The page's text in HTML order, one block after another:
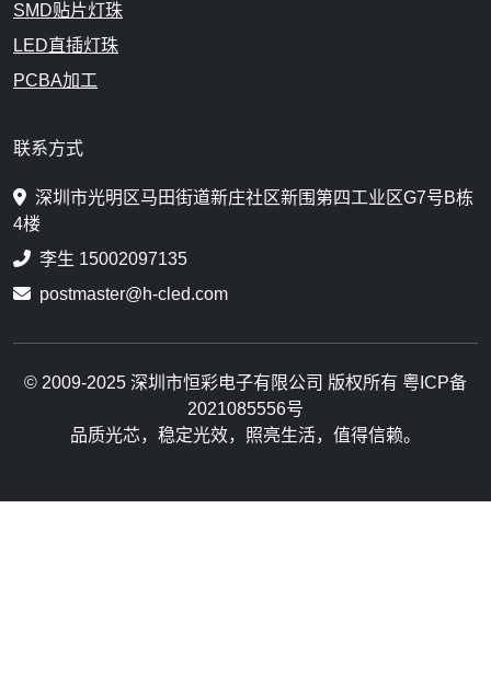
SMD贴片灯珠
LED直插灯珠
PCBA加工
联系方式
深圳市光明区马田街道新庄社区新围第四工业区G7号B栋
4楼
李生 15002097135
postmaster@h-cled.com
© 2009-2025 深圳市恒彩电子有限公司 版权所有 粤ICP备
2021085556号
品质光芯，稳定光效，照亮生活，值得信赖。